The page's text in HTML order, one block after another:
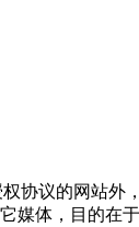
协议的网站外
媒体，目的在